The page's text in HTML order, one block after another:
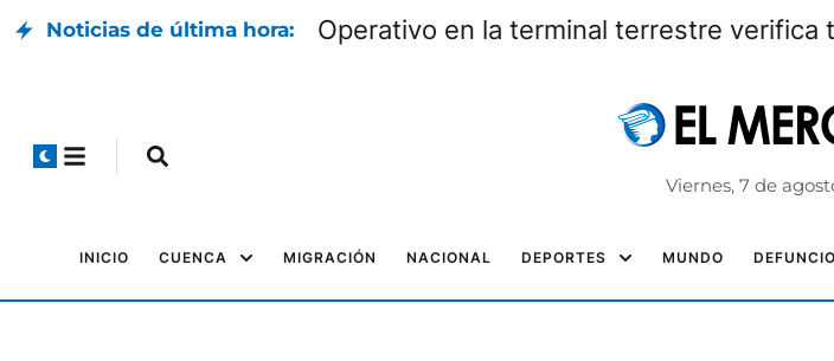
Noticias de última hora: Operativo en la terminal terrestre
Viernes, 7 de
INICIO CUENCA MIGRACIÓN NACIONAL DEPORTES MUNDO